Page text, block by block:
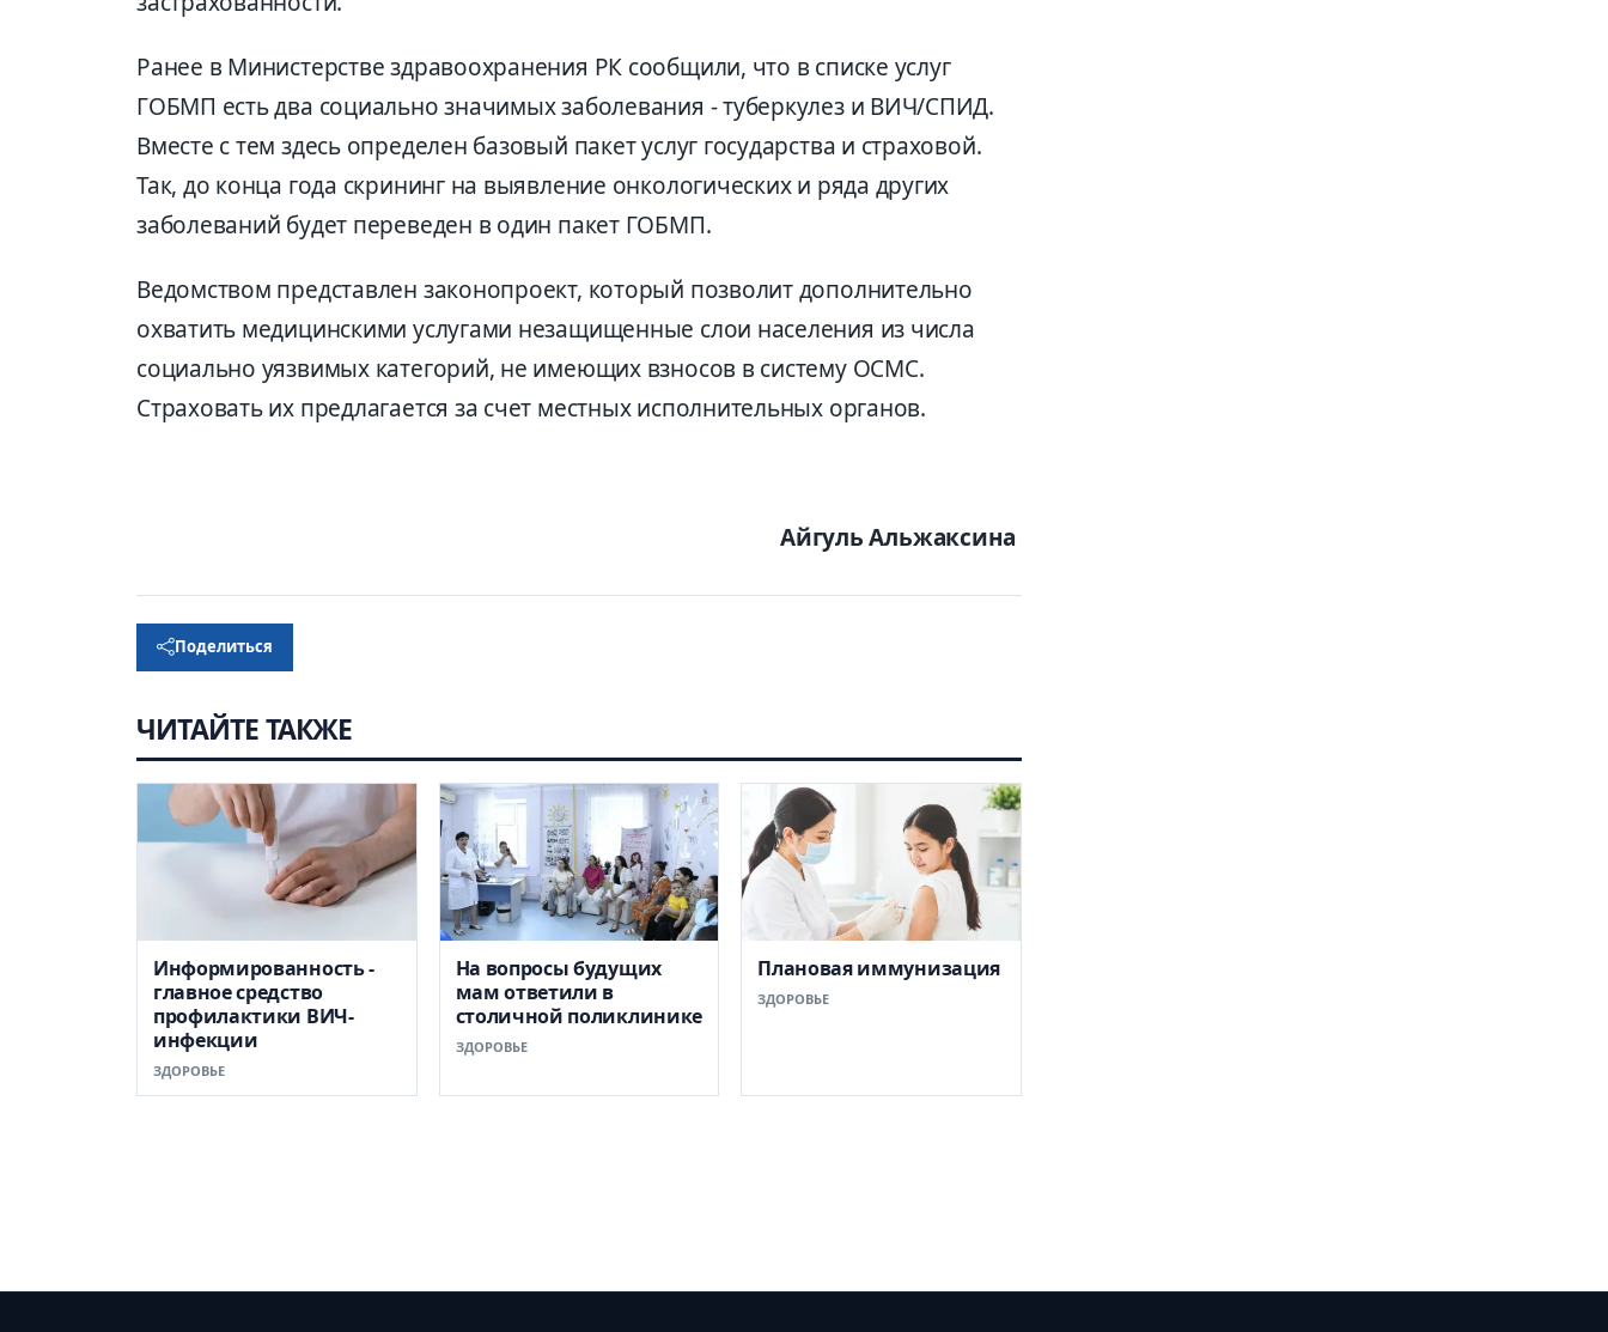
Ранее в Министерстве здравоохранения РК сообщили, что в списке услуг
ГОБМП есть два социально значимых заболевания - туберкулез и ВИЧ/СПИД.
Вместе с тем здесь определен базовый пакет услуг государства и страховой.
Так, до конца года скрининг на выявление онкологических и ряда других
заболеваний будет переведен в один пакет ГОБМП.
Ведомством представлен законопроект, который позволит дополнительно
охватить медицинскими услугами незащищенные слои населения из числа
социально уязвимых категорий, не имеющих взносов в систему ОСМС.
Страховать их предлагается за счет местных исполнительных органов.
Айгуль Альжаксина
Поделиться
ЧИТАЙТЕ ТАКЖЕ
Информированность -
главное средство
профилактики ВИЧ-
инфекции
ЗДОРОВЬЕ
На вопросы будущих
мам ответили в
столичной поликлинике
ЗДОРОВЬЕ
Плановая иммунизация
ЗДОРОВЬЕ